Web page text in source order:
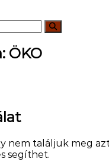
Keresés
ÖKO
nem találjuk meg
segíthet.